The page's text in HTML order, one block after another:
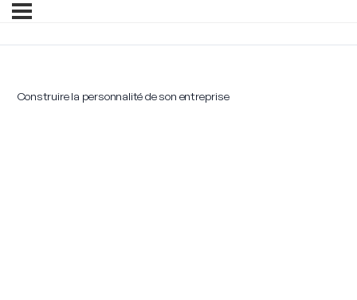
Construire la personnalité de son entreprise